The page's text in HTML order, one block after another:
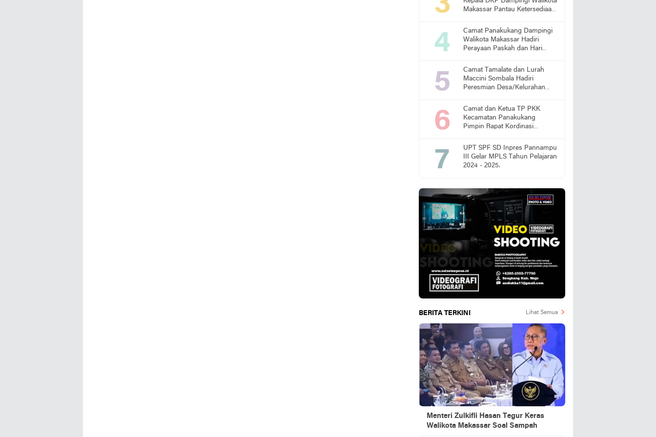
Makassar Pantau Ketersediaan
Camat Panakukang Dampingi
Walikota Makassar Hadiri
Perayaan Paskah dan Hari
Camat Tamalate dan Lurah
Maccini Sombala Hadiri
Peresmian Desa/Kelurahan
Camat dan Ketua TP PKK
Kecamatan Panakukang
Pimpin Rapat Kordinasi
Stunting
UPT SPF SD Inpres Pannampu
III Gelar MPLS Tahun Pelajaran
2024 - 2025.
BERITA TERKINI Lihat Semua
Menteri Zulkifli Hasan Tegur Keras
Walikota Makassar Soal Sampah